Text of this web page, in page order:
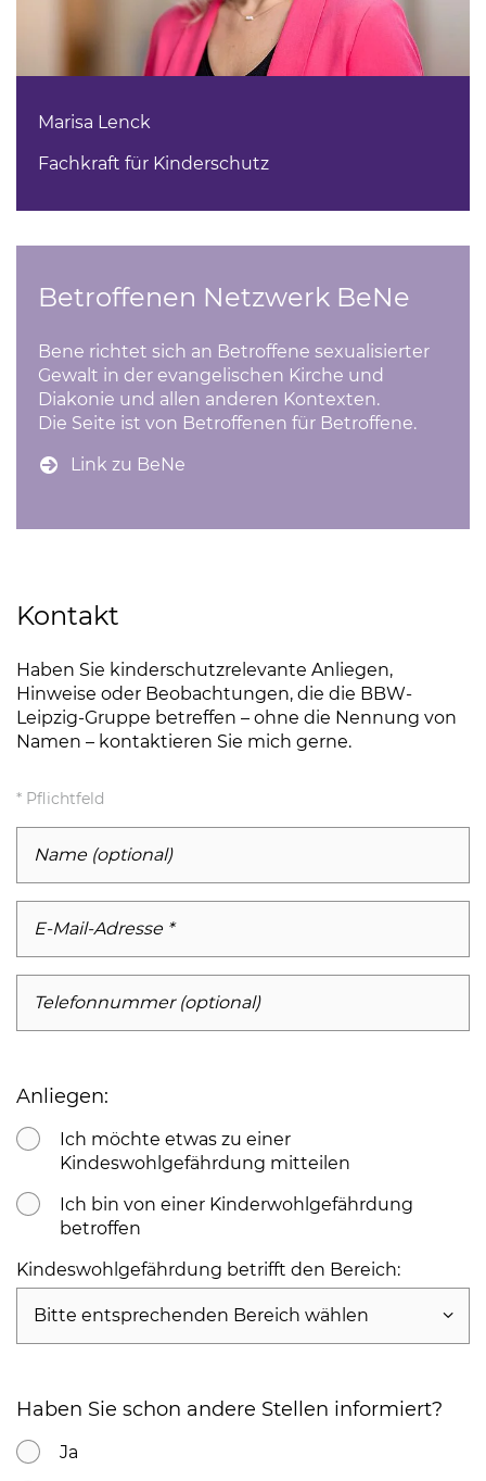
Marisa Lenck
Fachkraft für Kinderschutz
Betroffenen Netzwerk BeNe
Bene richtet sich an Betroffene sexualisierter
Gewalt in der evangelischen Kirche und
Diakonie und allen anderen Kontexten.
Die Seite ist von Betroffenen für Betroffene.
Link zu BeNe
Kontakt
Haben Sie kinderschutzrelevante Anliegen,
Hinweise oder Beobachtungen, die die BBW-
Leipzig-Gruppe betreffen – ohne die Nennung von
Namen – kontaktieren Sie mich gerne.
* Pflichtfeld
Anliegen:
Ich möchte etwas zu einer
Kindeswohlgefährdung mitteilen
Ich bin von einer Kinderwohlgefährdung
betroffen
Kindeswohlgefährdung betrifft den Bereich:
Bitte entsprechenden Bereich wählen
Haben Sie schon andere Stellen informiert?
Ja